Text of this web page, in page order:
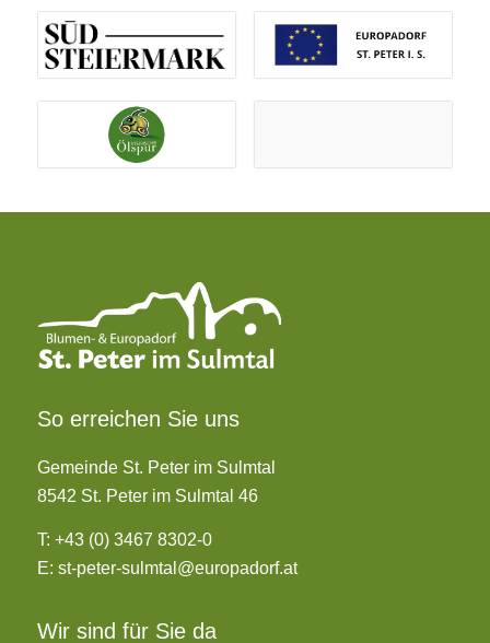
So erreichen Sie uns
Gemeinde St. Peter im Sulmtal
8542 St. Peter im Sulmtal 46
T: +43 (0) 3467 8302-0
E: st-peter-sulmtal@europadorf.at
Wir sind für Sie da